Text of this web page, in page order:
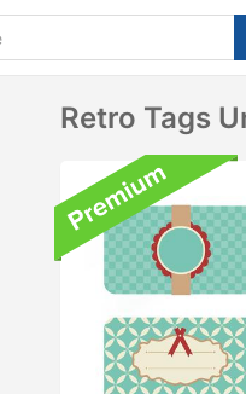
Retro Tags